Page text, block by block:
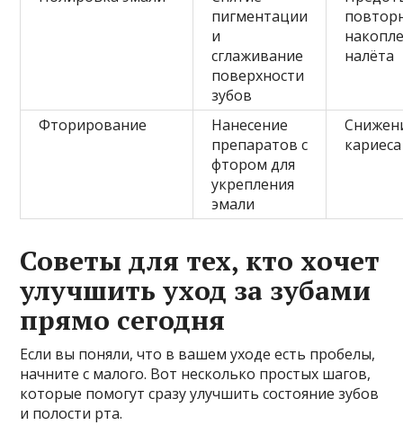
пигментации
и
сглаживание
поверхности
зубов
налёта
Фторирование
Нанесение
препаратов с
фтором для
укрепления
эмали
кариеса
Советы для тех, кто хочет
улучшить уход за зубами
прямо сегодня
Если вы поняли, что в вашем уходе есть пробелы,
начните с малого. Вот несколько простых шагов,
которые помогут сразу улучшить состояние зубов
и полости рта.